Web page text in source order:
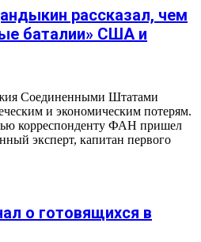
рассказал, чем
баталии» США и
Соединенными Штатами
и экономическим потерям.
корреспонденту ФАН пришел
эксперт, капитан первого
о готовящихся в